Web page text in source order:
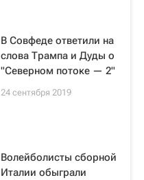
В Совфеде ответили на
слова Трампа и Дуды о
"Северном потоке — 2"
24 сентября 2019
Волейболисты сборной
Италии обыграли